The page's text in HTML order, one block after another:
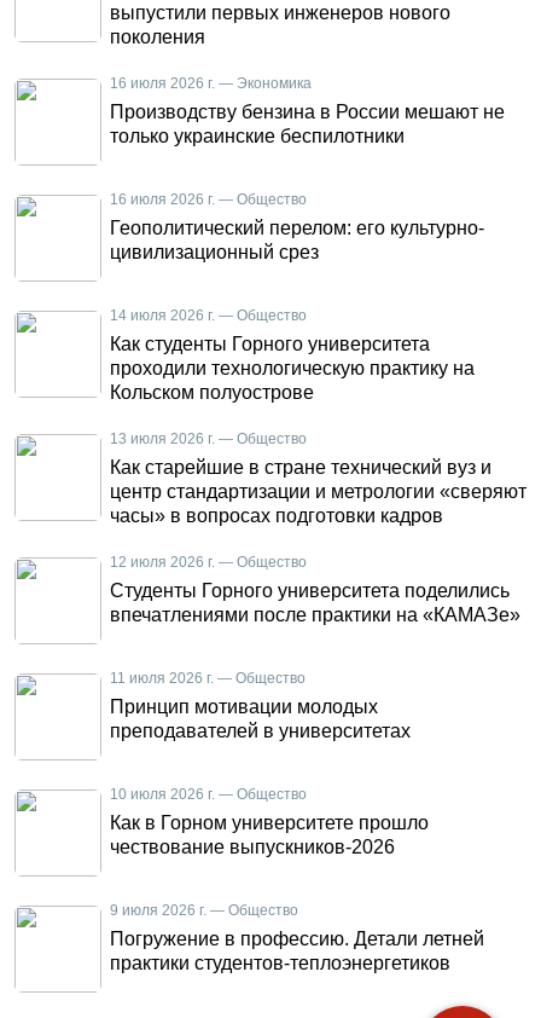
выпустили первых инженеров нового
поколения
16 июля 2026 г. — Экономика
Производству бензина в России мешают не
только украинские беспилотники
16 июля 2026 г. — Общество
Геополитический перелом: его культурно-
цивилизационный срез
14 июля 2026 г. — Общество
Как студенты Горного университета
проходили технологическую практику на
Кольском полуострове
13 июля 2026 г. — Общество
Как старейшие в стране технический вуз и
центр стандартизации и метрологии «сверяют
часы» в вопросах подготовки кадров
12 июля 2026 г. — Общество
Студенты Горного университета поделились
впечатлениями после практики на «КАМАЗе»
11 июля 2026 г. — Общество
Принцип мотивации молодых
преподавателей в университетах
10 июля 2026 г. — Общество
Как в Горном университете прошло
чествование выпускников-2026
9 июля 2026 г. — Общество
Погружение в профессию. Детали летней
практики студентов-теплоэнергетиков